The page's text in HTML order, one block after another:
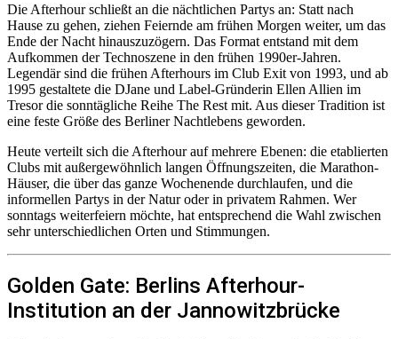
Die Afterhour schließt an die nächtlichen Partys an: Statt nach
Hause zu gehen, ziehen Feiernde am frühen Morgen weiter, um das
Ende der Nacht hinauszuzögern. Das Format entstand mit dem
Aufkommen der Technoszene in den frühen 1990er-Jahren.
Legendär sind die frühen Afterhours im Club Exit von 1993, und ab
1995 gestaltete die DJane und Label-Gründerin Ellen Allien im
Tresor die sonntägliche Reihe The Rest mit. Aus dieser Tradition ist
eine feste Größe des Berliner Nachtlebens geworden.
Heute verteilt sich die Afterhour auf mehrere Ebenen: die etablierten
Clubs mit außergewöhnlich langen Öffnungszeiten, die Marathon-
Häuser, die über das ganze Wochenende durchlaufen, und die
informellen Partys in der Natur oder in privatem Rahmen. Wer
sonntags weiterfeiern möchte, hat entsprechend die Wahl zwischen
sehr unterschiedlichen Orten und Stimmungen.
Golden Gate: Berlins Afterhour-
Institution an der Jannowitzbrücke